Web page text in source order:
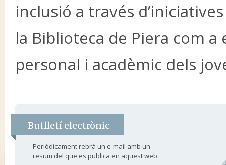
inclusió a través
la Biblioteca de Piera com
personal i acadèmic dels
Butlletí electrònic
Periòdicament rebrà un e-mail amb un
resum del que es publica en aquest web.